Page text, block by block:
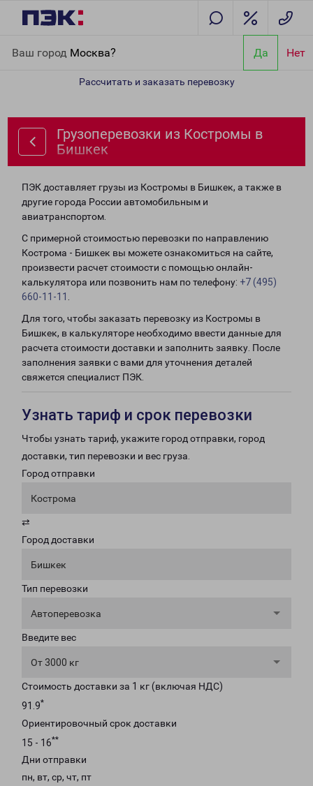
Ваш город Москва? Да Нет
Рассчитать и заказать перевозку
Грузоперевозки из Костромы в
Бишкек
ПЭК доставляет грузы из Костромы в Бишкек, а также в
другие города России автомобильным и
авиатранспортом.
С примерной стоимостью перевозки по направлению
Кострома - Бишкек вы можете ознакомиться на сайте,
произвести расчет стоимости с помощью онлайн-
калькулятора или позвонить нам по телефону: +7 (495)
660-11-11
Для того, чтобы заказать перевозку из Костромы в
Бишкек, в калькуляторе необходимо ввести данные для
расчета стоимости доставки и заполнить заявку. После
заполнения заявки с вами для уточнения деталей
свяжется специалист ПЭК.
Узнать тариф и срок перевозки
Чтобы узнать тариф, укажите город отправки, город
доставки, тип перевозки и вес груза.
Город отправки
Кострома
⇄
Город доставки
Бишкек
Тип перевозки
Автоперевозка
Введите вес
От 3000 кг
Стоимость доставки за 1 кг (включая НДС)
91.9*
Ориентировочный срок доставки
15 - 16**
Дни отправки
пн, вт, ср, чт, пт